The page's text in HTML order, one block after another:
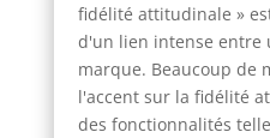
fidélité attitudinale »
d'un lien intense entre
marque. Beaucoup de
l'accent sur la fidélité
des fonctionnalités